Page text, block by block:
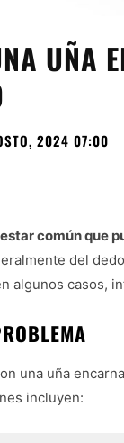
UÑA
2024 07:00
común que
del
algunos casos,
una uña
incluyen: